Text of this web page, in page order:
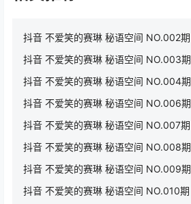
抖音 不爱笑的赛琳 秘语空间 NO.002期
抖音 不爱笑的赛琳 秘语空间 NO.003期
抖音 不爱笑的赛琳 秘语空间 NO.004期
抖音 不爱笑的赛琳 秘语空间 NO.006期
抖音 不爱笑的赛琳 秘语空间 NO.007期
抖音 不爱笑的赛琳 秘语空间 NO.008期
抖音 不爱笑的赛琳 秘语空间 NO.009期
抖音 不爱笑的赛琳 秘语空间 NO.010期